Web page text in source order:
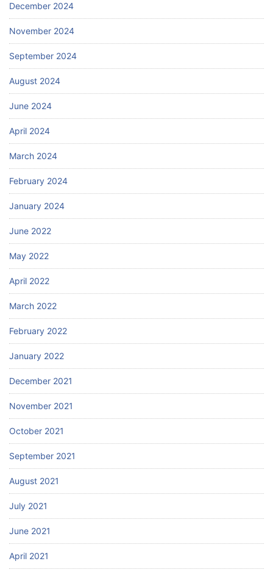
December 2024
November 2024
September 2024
August 2024
June 2024
April 2024
March 2024
February 2024
January 2024
June 2022
May 2022
April 2022
March 2022
February 2022
January 2022
December 2021
November 2021
October 2021
September 2021
August 2021
July 2021
June 2021
April 2021